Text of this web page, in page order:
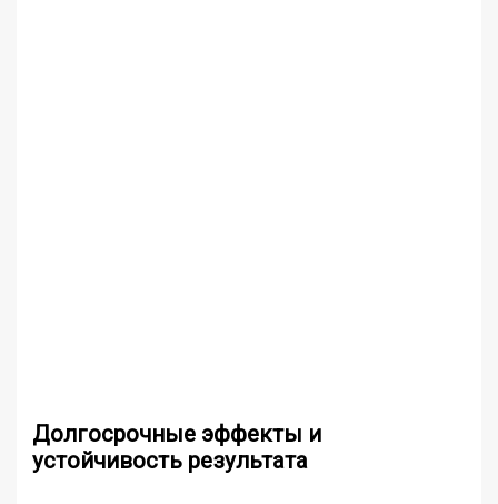
Долгосрочные эффекты и
устойчивость результата